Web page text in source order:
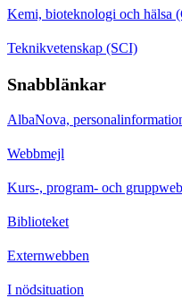
Kemi, bioteknologi och hälsa
Teknikvetenskap (SCI)
Snabblänkar
AlbaNova,
Webbmejl
Kurs-, program- och
Biblioteket
Externwebben
I nödsituation